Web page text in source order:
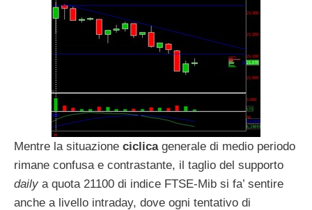
Mentre la situazione ciclicagenerale di medio periodo
rimane confusa e contrastante, il taglio del supporto
daily a quota 21100 di indice FTSE-Mib si fa’ sentire
anche a livello intraday, dove ogni tentativo di